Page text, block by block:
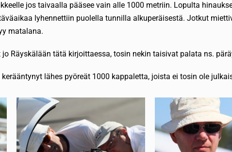
jos taivaalla pääsee vain alle 1000 metriin. Lopulta
lyhennettiin puolella tunnilla alkuperäisestä. Jotkut
matalana.
Räyskälään tätä kirjoittaessa, tosin nekin taisivat palata ns.
lähes pyöreät 1000 kappaletta, joista ei tosin ole